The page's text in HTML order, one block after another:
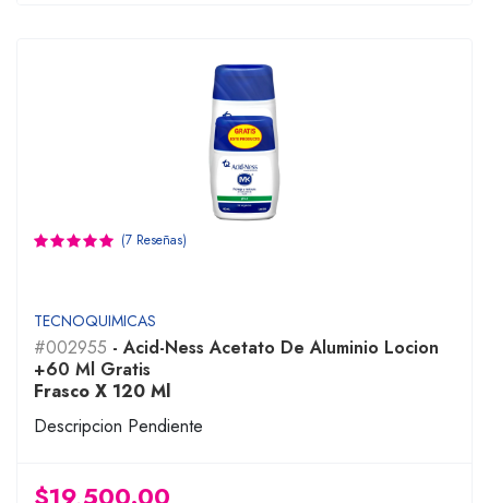
(7 Reseñas)
TECNOQUIMICAS
#002955 - Acid-Ness Acetato De Aluminio Locion
+60 Ml Gratis
Frasco X 120 Ml
Descripcion Pendiente